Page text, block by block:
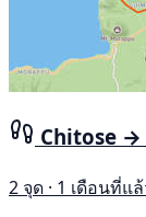
Chitose →
2 จุด · 1 เดือนที่แ